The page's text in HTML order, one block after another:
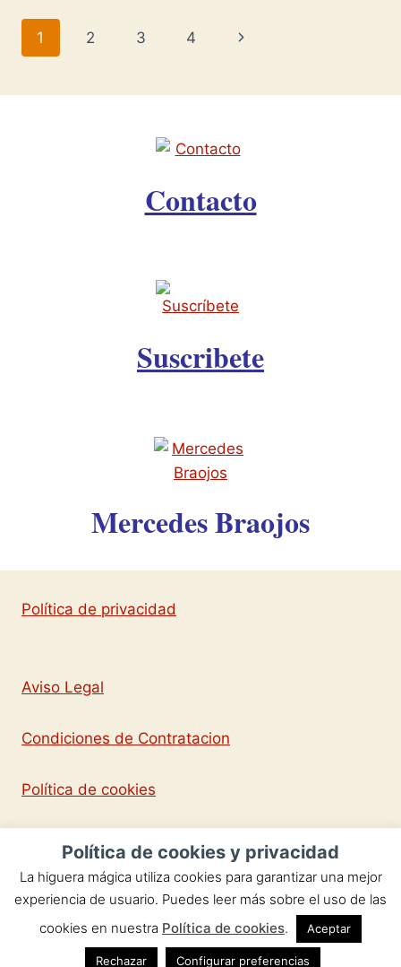
Navegación
1 2 3 4
Siguiente
Contacto
Suscribete
Mercedes Braojos
Política de privacidad
Aviso Legal
Condiciones de Contratacion
Política de cookies
Copyright © 2026 La Higuera Mágica -por
Mercedes Braojos - Todos los derechos
reservados.
Política de cookies y privacidad
La higuera mágica utiliza cookies para garantizar una mejor
experiencia de usuario. Puedes leer más sobre el uso de las
cookies en nuestra Política de cookies. Aceptar
Rechazar Configurar preferencias